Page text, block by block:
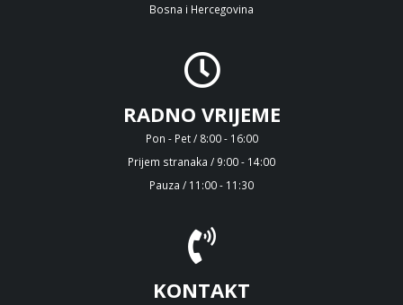
Bosna i Hercegovina
RADNO VRIJEME
Pon - Pet / 8:00 - 16:00
Prijem stranaka / 9:00 - 14:00
Pauza / 11:00 - 11:30
KONTAKT